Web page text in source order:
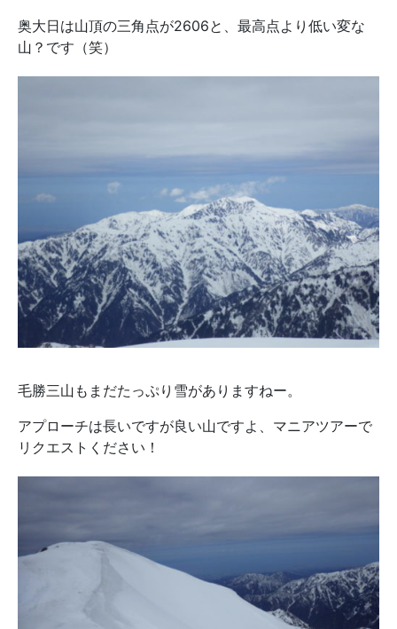
奥大日は山頂の三角点が2606と、最高点より低い変な
山？です（笑）
毛勝三山もまだたっぷり雪がありますねー。
アプローチは長いですが良い山ですよ、マニアツアーで
リクエストください！